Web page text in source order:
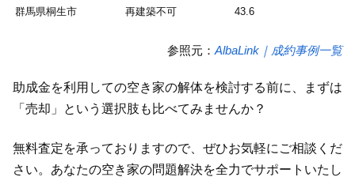
群馬県桐生市
再建築不可 43.6
参照元： AlbaLink｜成約事例一覧
助成金を利用しての空き家の解体を検討する前に、まずは
「売却」という選択肢も比べてみませんか？
無料査定を承っておりますので、ぜひお気軽にご相談くだ
さい。あなたの空き家の問題解決を全力でサポートいたし